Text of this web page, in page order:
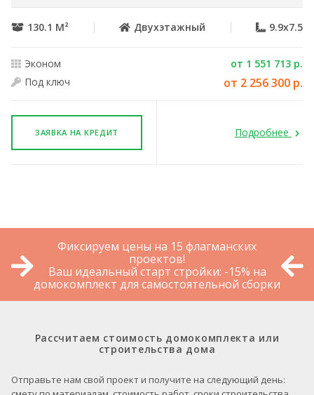
130.1 М² Двухэтажный 9.9x7.5
Эконом
от 1 551 713 р.
Под ключ
от 2 256 300 р.
ЗАЯВКА НА КРЕДИТ Подробнее
Фиксируем цены на 15 флагманских
проектов!
Ваш идеальный старт стройки: -15% на
домокомплект для самостоятельной сборки
Рассчитаем стоимость домокомплекта или
строительства дома
Отправьте нам свой проект и получите на следующий день: